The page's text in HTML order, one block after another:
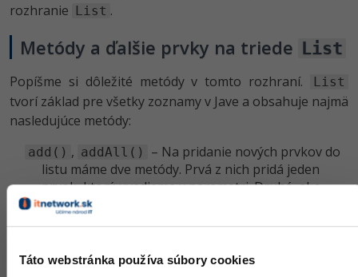
Táto webstránka používa súbory cookies
rozhranie List .
Metódy a ďalšie prvky na triede List
Popíšme si dôležité metódy v tomto rozhraní. List
tvorí základ pre všetky zoznamy v Jave a obsahuje najmä
nasledujúce metódy:
add() , addAll()
– Na pridanie nových prvkov do
listu máme dve metódy. Prvá z nich pridá jeden
prvok, ktorý uvedieme v parametri. Druhá, ako
názov napovedá, pridá viac prvkov. Ako parameter
teda berie inú kolekciu.
contains() – Pomocou metódy contains()